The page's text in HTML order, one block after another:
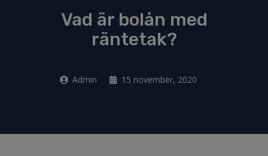
Vad är bolån med
räntetak?
Admin 15 november, 2020